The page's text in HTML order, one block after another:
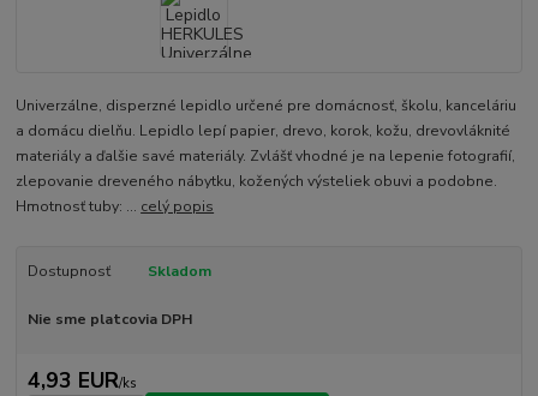
Univerzálne, disperzné lepidlo určené pre domácnosť, školu, kanceláriu
a domácu dielňu. Lepidlo lepí papier, drevo, korok, kožu, drevovláknité
materiály a ďalšie savé materiály. Zvlášť vhodné je na lepenie fotografií,
zlepovanie dreveného nábytku, kožených výsteliek obuvi a podobne.
Hmotnosť tuby: ... celý popis
Dostupnosť Skladom
Nie sme platcovia DPH
4,93 EUR/ks